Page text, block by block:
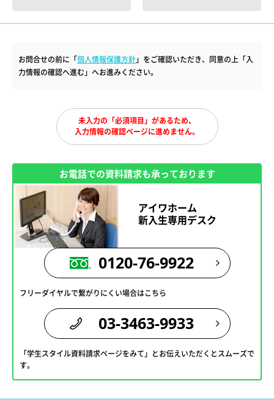
お問合せの前に「個人情報保護方針」をご確認いただき、同意の上「入
力情報の確認へ進む」へお進みください。
未入力の「必須項目」があるため、
入力情報の確認ページに進めません。
お電話での資料請求も承っております
アイワホーム
新入生専用デスク
0120-76-9922
フリーダイヤルで繋がりにくい場合はこちら
03-3463-9933
「学生スタイル資料請求ページをみて」とお伝えいただくとスムーズで
す。